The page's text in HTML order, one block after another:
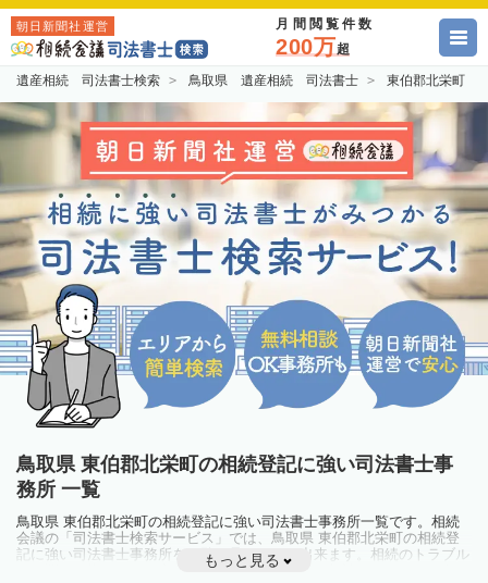
朝日新聞社運営 月間閲覧件数
200万超
遺産相続 司法書士検索 鳥取県 遺産相続 司法書士 東伯郡北栄町
鳥取県 東伯郡北栄町の相続登記に強い司法書士事
務所 一覧
鳥取県 東伯郡北栄町の相続登記に強い司法書士事務所一覧です。相続
会議の「司法書士検索サービス」では、鳥取県 東伯郡北栄町の相続登
記に強い司法書士事務所を一覧で見ることが出来ます。相続のトラブル
やお悩みを抱えている方は一度近隣の司法書士に相談してみましょう。
もっと見る